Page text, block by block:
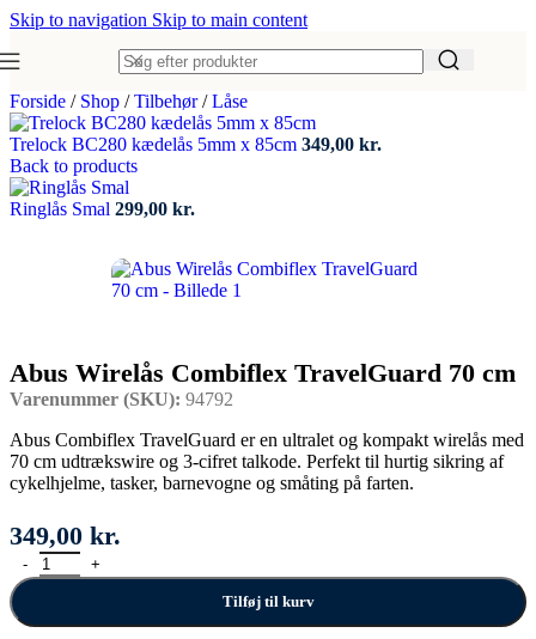
Skip to navigation Skip to main content
Forside / Shop / Tilbehør/ Låse
Trelock BC280 kædelås 5mm x 85cm 349,00 kr.
Back to products
Ringlås Smal 299,00 kr.
Abus Wirelås Combiflex TravelGuard 70 cm
Varenummer (SKU): 94792
Abus Combiflex TravelGuard er en ultralet og kompakt wirelås med
70 cm udtrækswire og 3‑cifret talkode. Perfekt til hurtig sikring af
cykelhjelme, tasker, barnevogne og småting på farten.
349,00 kr.
Abus Wirelås Combiflex TravelGuard 70 cm antal
Tilføj til kurv